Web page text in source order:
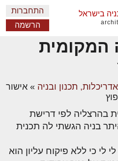
בישראל
התחברות
הרשמה
המקומית
תכנון ובניה » אישור
בהרצליה לפי דרישת
בניה הגשתי לה תכנית
לי כי ללא פיקוח עליון הוא